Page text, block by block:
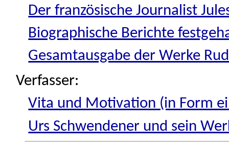
Der französische Journalist
Biographische Berichte
Gesamtausgabe der Werke
Verfasser:
Vita und Motivation (in Form
Urs Schwendener und sein